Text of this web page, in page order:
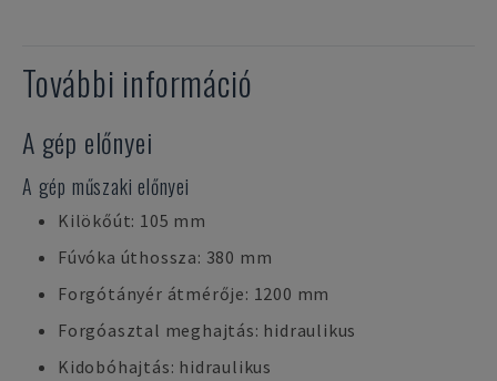
További információ
A gép előnyei
A gép műszaki előnyei
Kilökőút: 105 mm
Fúvóka úthossza: 380 mm
Forgótányér átmérője: 1200 mm
Forgóasztal meghajtás: hidraulikus
Kidobóhajtás: hidraulikus